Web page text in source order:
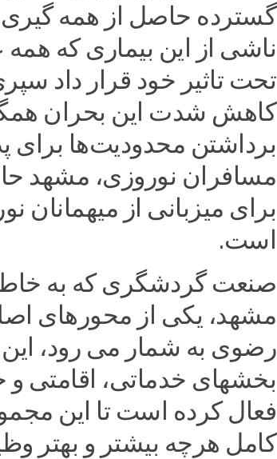
گسترده حاصل از همه گیری
ناشی از این بیماری که
تحت تاثیر خود قرار داد
کاهش شدت این بحران
برداشتن محدودیت‌ها برای
مسافران نوروزی، مشهد
برای میزبانی از میهمانان
است.
صنعت گردشگری که به
مشهد، یکی از محورهای
رضوی به شمار می رود، این
بخشهای خدماتی، اقامتی و
فعال کرده است تا این
کامل هرچه بیشتر و بهتر